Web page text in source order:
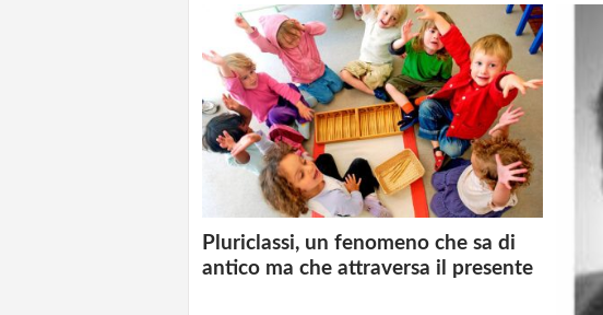
Pluriclassi, un fenomeno che sa di
antico ma che attraversa il presente